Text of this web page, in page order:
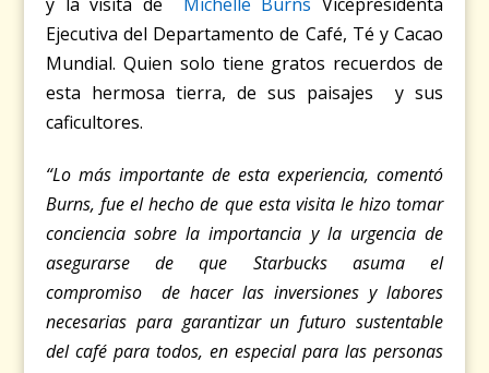
Ejecutiva del Departamento de Café, Té y Cacao
Mundial. Quien solo tiene gratos recuerdos de
esta hermosa tierra, de sus paisajes y sus
caficultores.
“Lo más importante de esta experiencia, comentó
Burns, fue el hecho de que esta visita le hizo tomar
conciencia sobre la importancia y la urgencia de
asegurarse de que Starbucks asuma el
compromiso de hacer las inversiones y labores
necesarias para garantizar un futuro sustentable
del café para todos, en especial para las personas